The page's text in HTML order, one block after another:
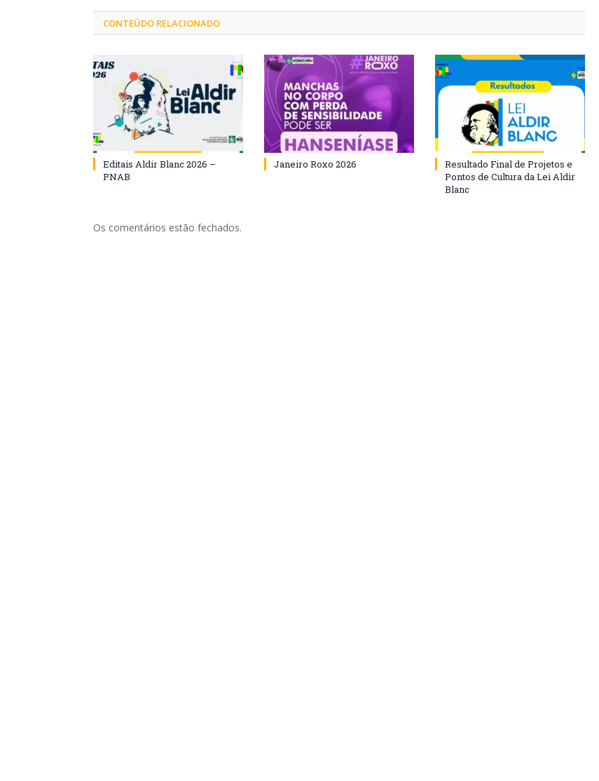
CONTEÚDO RELACIONADO
Editais Aldir Blanc 2026 –
PNAB
Janeiro Roxo 2026
Resultado Final de Projetos e
Pontos de Cultura da Lei Aldir
Blanc
Os comentários estão fechados.